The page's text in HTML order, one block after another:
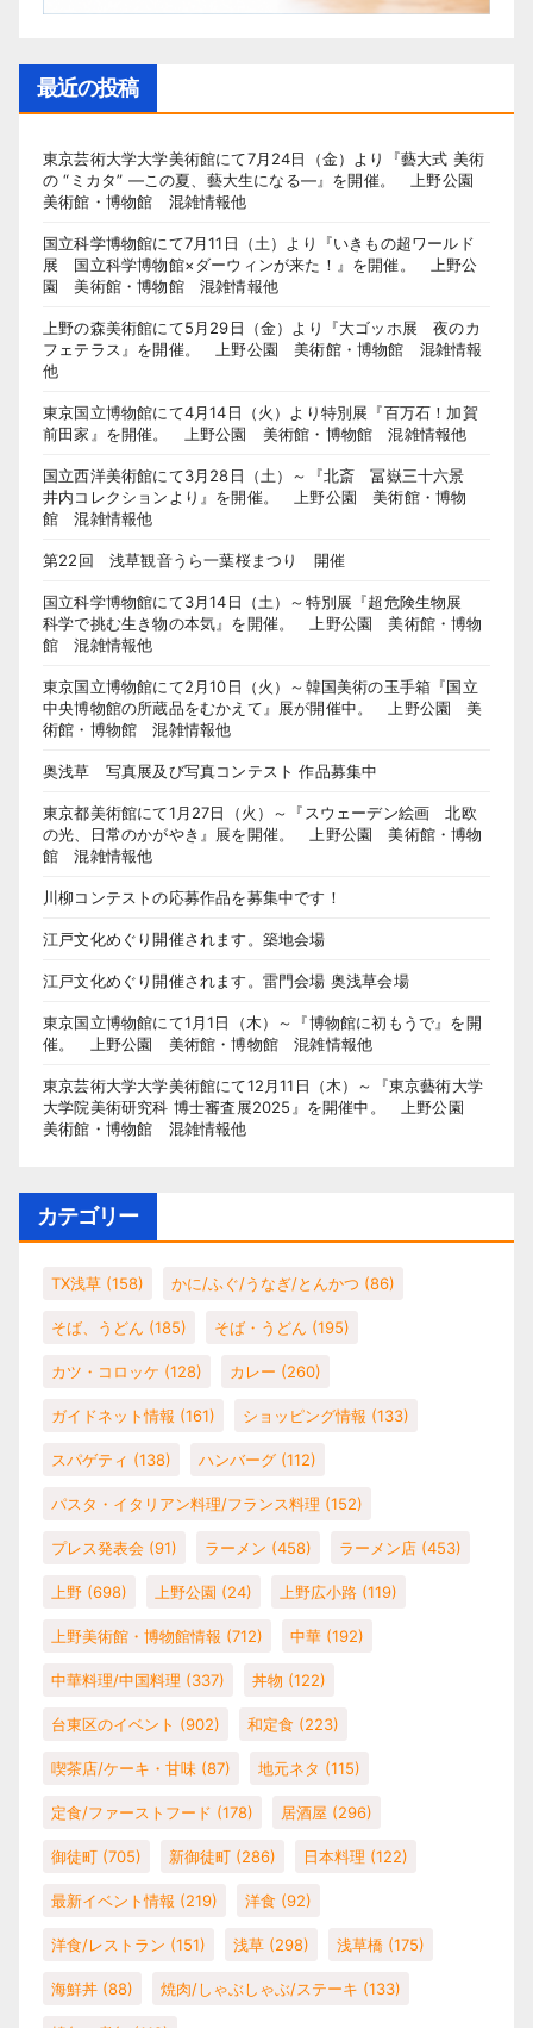
最近の投稿
東京芸術大学大学美術館にて7月24日（金）より『藝大式 美術
の “ミカタ” ―この夏、藝大生になる―』を開催。 上野公園
美術館・博物館 混雑情報他
国立科学博物館にて7月11日（土）より『いきもの超ワールド
展 国立科学博物館×ダーウィンが来た！』を開催。 上野公
園 美術館・博物館 混雑情報他
上野の森美術館にて5月29日（金）より『大ゴッホ展 夜のカ
フェテラス』を開催。 上野公園 美術館・博物館 混雑情報
他
東京国立博物館にて4月14日（火）より特別展『百万石！加賀
前田家』を開催。 上野公園 美術館・博物館 混雑情報他
国立西洋美術館にて3月28日（土）～『北斎 冨嶽三十六景
井内コレクションより』を開催。 上野公園 美術館・博物
館 混雑情報他
第22回 浅草観音うら一葉桜まつり 開催
国立科学博物館にて3月14日（土）～特別展『超危険生物展
科学で挑む生き物の本気』を開催。 上野公園 美術館・博物
館 混雑情報他
東京国立博物館にて2月10日（火）～韓国美術の玉手箱『国立
中央博物館の所蔵品をむかえて』展が開催中。 上野公園 美
術館・博物館 混雑情報他
奥浅草 写真展及び写真コンテスト 作品募集中
東京都美術館にて1月27日（火）～『スウェーデン絵画 北欧
の光、日常のかがやき』展を開催。 上野公園 美術館・博物
館 混雑情報他
川柳コンテストの応募作品を募集中です！
江戸文化めぐり開催されます。築地会場
江戸文化めぐり開催されます。雷門会場 奥浅草会場
東京国立博物館にて1月1日（木）～『博物館に初もうで』を開
催。 上野公園 美術館・博物館 混雑情報他
東京芸術大学大学美術館にて12月11日（木）～『東京藝術大学
大学院美術研究科 博士審査展2025』を開催中。 上野公園
美術館・博物館 混雑情報他
カテゴリー
TX浅草 (158) かに/ふぐ/うなぎ/とんかつ (86)
そば、うどん (185) そば・うどん (195)
カツ・コロッケ (128) カレー (260)
ガイドネット情報 (161) ショッピング情報 (133)
スパゲティ (138) ハンバーグ (112)
パスタ・イタリアン料理/フランス料理 (152)
プレス発表会 (91) ラーメン (458) ラーメン店 (453)
上野 (698) 上野公園 (24) 上野広小路 (119)
上野美術館・博物館情報 (712) 中華 (192)
中華料理/中国料理 (337) 丼物 (122)
台東区のイベント (902) 和定食 (223)
喫茶店/ケーキ・甘味 (87) 地元ネタ (115)
定食/ファーストフード (178) 居酒屋 (296)
御徒町 (705) 新御徒町 (286) 日本料理 (122)
最新イベント情報 (219) 洋食 (92)
洋食/レストラン (151) 浅草 (298) 浅草橋 (175)
海鮮丼 (88) 焼肉/しゃぶしゃぶ/ステーキ (133)